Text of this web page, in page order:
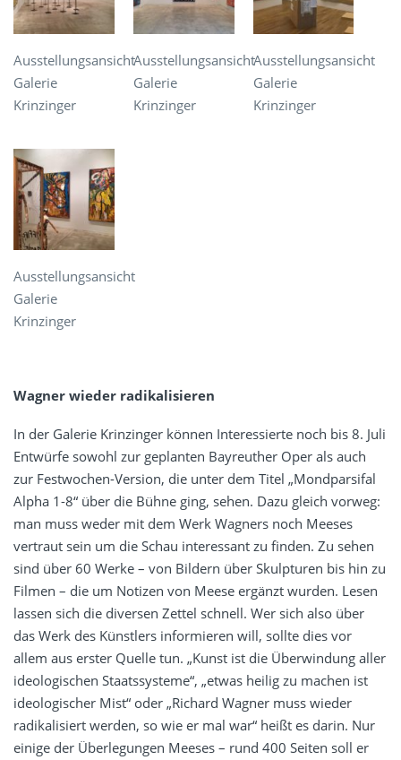
Ausstellungsansicht
Galerie
Krinzinger
Ausstellungsansicht
Galerie
Krinzinger
Ausstellungsansicht
Galerie
Krinzinger
Ausstellungsansicht
Galerie
Krinzinger
Wagner wieder radikalisieren
In der Galerie Krinzinger können Interessierte noch bis 8. Juli
Entwürfe sowohl zur geplanten Bayreuther Oper als auch
zur Festwochen-Version, die unter dem Titel „Mondparsifal
Alpha 1-8“ über die Bühne ging, sehen. Dazu gleich vorweg:
man muss weder mit dem Werk Wagners noch Meeses
vertraut sein um die Schau interessant zu finden. Zu sehen
sind über 60 Werke – von Bildern über Skulpturen bis hin zu
Filmen – die um Notizen von Meese ergänzt wurden. Lesen
lassen sich die diversen Zettel schnell. Wer sich also über
das Werk des Künstlers informieren will, sollte dies vor
allem aus erster Quelle tun. „Kunst ist die Überwindung aller
ideologischen Staatssysteme“, „etwas heilig zu machen ist
ideologischer Mist“ oder „Richard Wagner muss wieder
radikalisiert werden, so wie er mal war“ heißt es darin. Nur
einige der Überlegungen Meeses – rund 400 Seiten soll er